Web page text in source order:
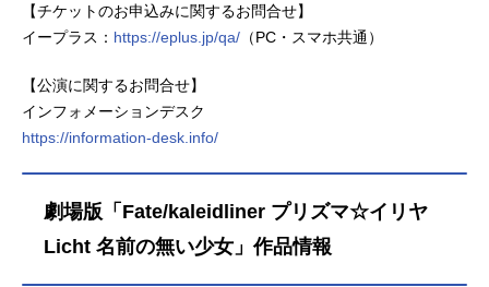
【チケットのお申込みに関するお問合せ】
イープラス： https://eplus.jp/qa/ （PC・スマホ共通）
【公演に関するお問合せ】
インフォメーションデスク
https://information-desk.info/
劇場版「Fate/kaleidliner プリズマ☆イリヤ
Licht 名前の無い少女」作品情報